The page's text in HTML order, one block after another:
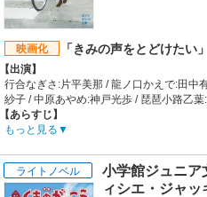
映画化 「きみの声をとどけたい」
【出演】
行合なぎさ:片平美那 / 龍ノ口かえで:田中
紗子 / 中原あやめ:神戸光歩 / 琵琶小路乙
【あらすじ】
舞台は湘南。高校生たちの友情、葛藤、
16才の少女。「言葉にはタマシイが宿っ
――」小さいころ祖母から聞いたコトダ
古びたミニFMステーションに迷い込んだ
もっと見る
ライトノベル
小学館ジュニア
ィシエ・ジャ